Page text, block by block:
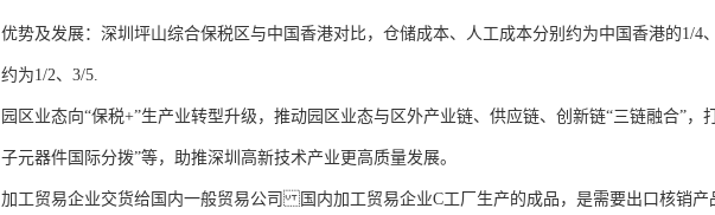
优势及发展：深圳坪山综合保税区与中国香港对比，仓储成本、人工成本分别约为中国香港的1/4
约为1/2、3/5.
园区业态向“保税+”生产业转型升级，推动园区业态与区外产业链、供应链、创新链“三链融合”，
子元器件国际分拨”等，助推深圳高新技术产业更高质量发展。
加工贸易企业交货给国内一般贸易公司 国内加工贸易企业C工厂生产的成品，是需要出口核销